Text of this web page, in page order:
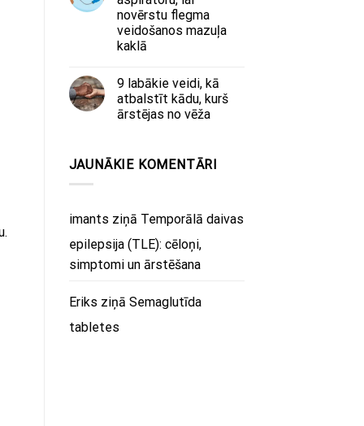
novērstu flegma
veidošanos mazuļa
kaklā
9 labākie veidi, kā
atbalstīt kādu, kurš
ārstējas no vēža
JAUNĀKIE KOMENTĀRI
imants ziņā Temporālā daivas
epilepsija (TLE): cēloņi,
simptomi un ārstēšana
Eriks ziņā Semaglutīda
tabletes